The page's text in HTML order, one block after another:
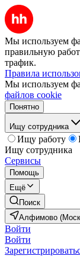
Мы используем
правильную
трафик.
Правила
Мы используем
файлов cookie
Понятно
Ищу сотрудника
Ищу работу
Ищу сотрудника
Сервисы
Помощь
Ещё
Поиск
Алфимово
Войти
Войти